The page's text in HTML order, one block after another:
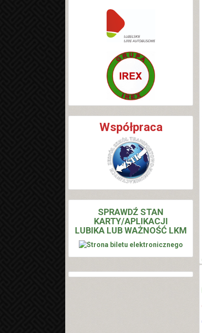
Współpraca
SPRAWDŹ STAN
KARTY/APLIKACJI
LUBIKA LUB WAŻNOŚĆ LKM